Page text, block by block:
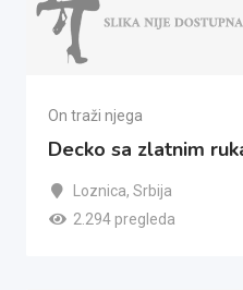
On traži njega
Decko sa zlatnim
Loznica, Srbija
2.294 pregleda